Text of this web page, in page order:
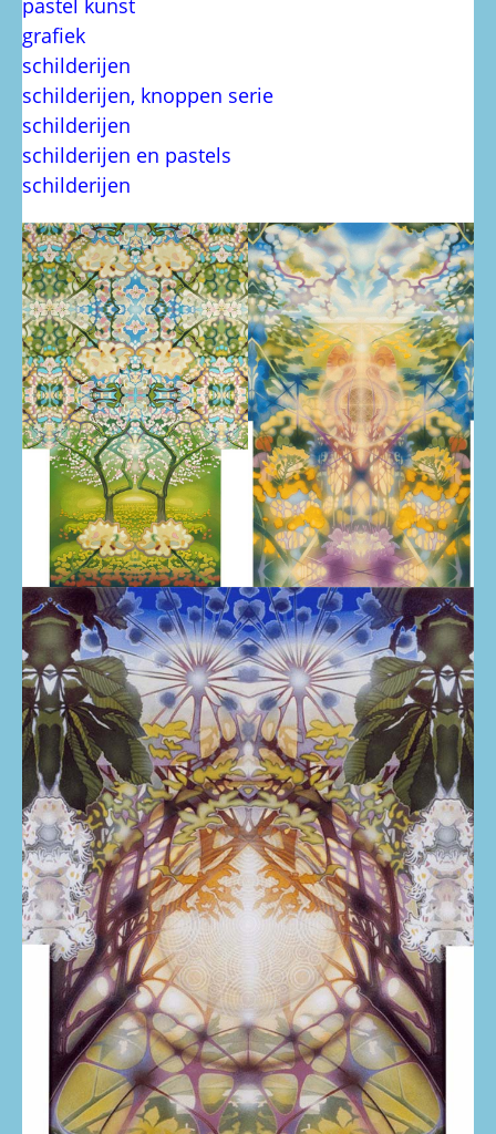
pastel kunst
grafiek
schilderijen
schilderijen, knoppen serie
schilderijen
schilderijen en pastels
schilderijen